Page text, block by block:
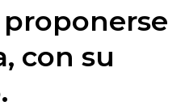
con su